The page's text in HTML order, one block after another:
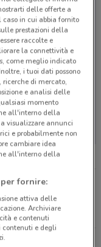
e i
trovi in . Tutti i negozi
delle offerte a
in cui abbia fornito
prestazioni della
raccolte e
la connettività e
come meglio indicato
i tuoi dati possono
ricerche di mercato,
e analisi delle
momento
all'interno della
visualizzare annunci
e probabilmente non
cambiare idea
all'interno della
fornire:
attiva delle
Archiviare
e contenuti
contenuti e degli